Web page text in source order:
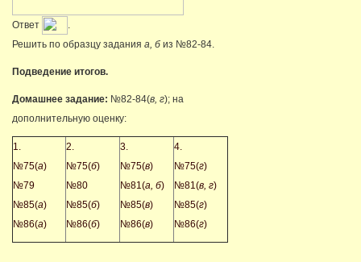
Ответ
.
Решить по образцу задания а, б из №82-84.
Подведение итогов.
Домашнее задание: №82-84(в, г); на
дополнительную оценку:
1.
№75(а)
№79
№85(а)
№86(а)
2.
№75(б)
№80
№85(б)
№86(б)
3.
№75(в)
№81(а, б)
№85(в)
№86(в)
4.
№75(г)
№81(в, г)
№85(г)
№86(г)